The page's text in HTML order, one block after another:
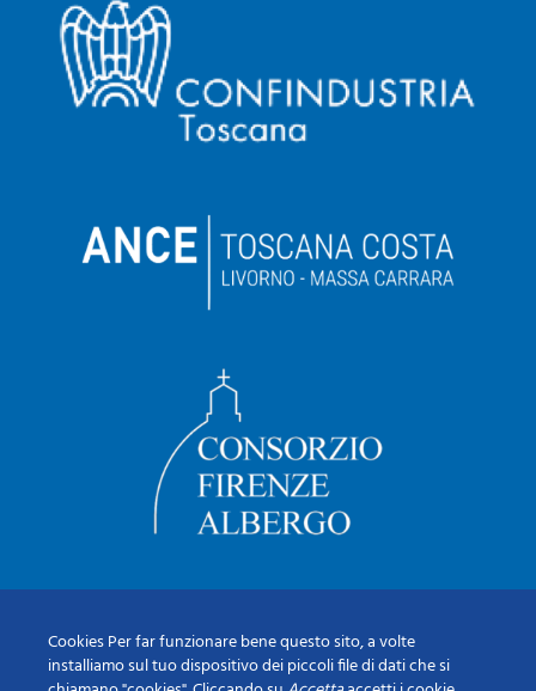
Cookies Per far funzionare bene questo sito, a volte
installiamo sul tuo dispositivo dei piccoli file di dati che si